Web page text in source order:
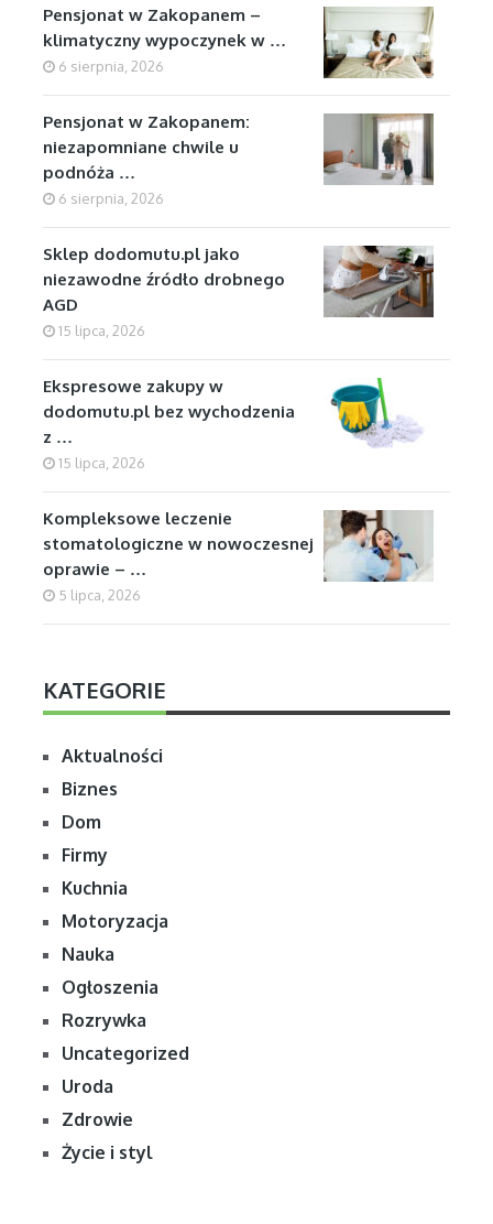
Pensjonat w Zakopanem –
klimatyczny wypoczynek w …
6 sierpnia, 2026
Pensjonat w Zakopanem:
niezapomniane chwile u
podnóża …
6 sierpnia, 2026
Sklep dodomutu.pl jako
niezawodne źródło drobnego
AGD
15 lipca, 2026
Ekspresowe zakupy w
dodomutu.pl bez wychodzenia
z …
15 lipca, 2026
Kompleksowe leczenie
stomatologiczne w nowoczesnej
oprawie – …
5 lipca, 2026
KATEGORIE
Aktualności
Biznes
Dom
Firmy
Kuchnia
Motoryzacja
Nauka
Ogłoszenia
Rozrywka
Uncategorized
Uroda
Zdrowie
Życie i styl